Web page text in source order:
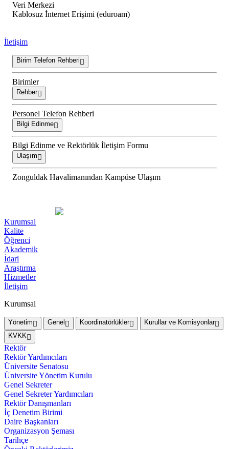
Veri Merkezi
Kablosuz İnternet Erişimi (eduroam)
İletişim
Birim Telefon Rehberi
Birimler
Rehber
Personel Telefon Rehberi
Bilgi Edinme
Bilgi Edinme ve Rektörlük İletişim Formu
Ulaşım
Zonguldak Havalimanından Kampüse Ulaşım
Kurumsal
Kalite
Öğrenci
Akademik
İdari
Araştırma
Hizmetler
İletişim
Kurumsal
Yönetim Genel Koordinatörlükler
Kurullar ve Komisyonlar
KVKK
Rektör
Rektör Yardımcıları
Üniversite Senatosu
Üniversite Yönetim Kurulu
Genel Sekreter
Genel Sekreter Yardımcıları
Rektör Danışmanları
İç Denetim Birimi
Daire Başkanları
Organizasyon Şeması
Tarihçe